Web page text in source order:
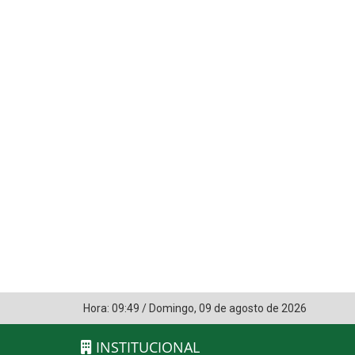
Hora: 09:49 / Domingo, 09 de agosto de 2026
INSTITUCIONAL